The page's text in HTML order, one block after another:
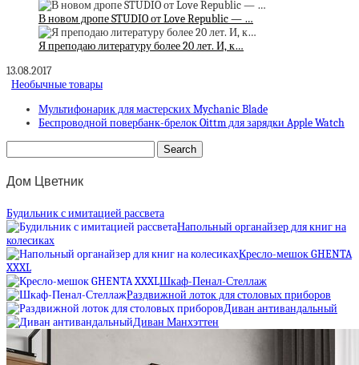
В новом дропе STUDIO от Love Republic — …
Я преподаю литературу более 20 лет. И, к…
13.08.2017
Необычные товары
Мультифонарик для мастерских Mychanic Blade
Беспроводной повербанк-брелок Oittm для зарядки Apple Watch
Дом Цветник
Будильник с имитацией рассвета
Напольный органайзер для книг на
колесиках
Кресло-мешок GHENTA
XXXL
Шкаф-Пенал-Стеллаж
Раздвижной лоток для столовых приборов
Диван антивандальный
Диван Манхэттен